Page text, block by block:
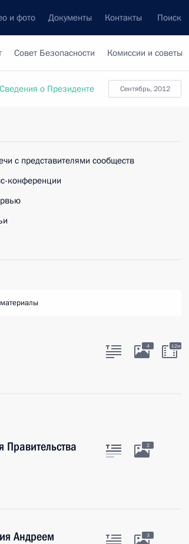
и фото Документы Контакты Поиск
Совет Безопасности Комиссии и советы
сентябрь, 2012
Сведения о Президенте
с представителями сообществ
конференции
4 12м
Правительства
2
Андреем
3